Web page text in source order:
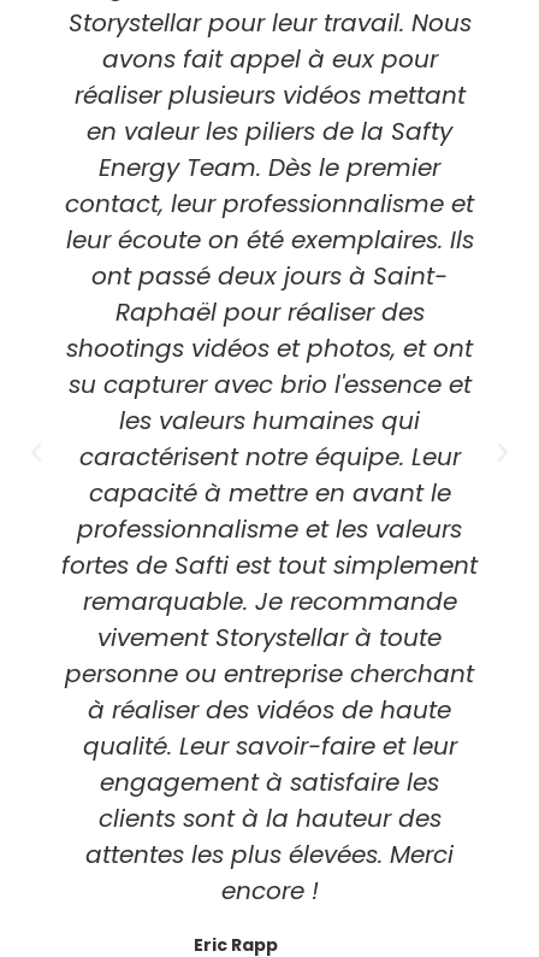
Storystellar pour leur travail. Nous
avons fait appel à eux pour
réaliser plusieurs vidéos mettant
en valeur les piliers de la Safty
Energy Team. Dès le premier
contact, leur professionnalisme et
leur écoute on été exemplaires. Ils
ont passé deux jours à Saint-
Raphaël pour réaliser des
shootings vidéos et photos, et ont
su capturer avec brio l'essence et
les valeurs humaines qui
caractérisent notre équipe. Leur
capacité à mettre en avant le
professionnalisme et les valeurs
fortes de Safti est tout simplement
remarquable. Je recommande
vivement Storystellar à toute
personne ou entreprise cherchant
à réaliser des vidéos de haute
qualité. Leur savoir-faire et leur
engagement à satisfaire les
clients sont à la hauteur des
attentes les plus élevées. Merci
encore !
Eric Rapp